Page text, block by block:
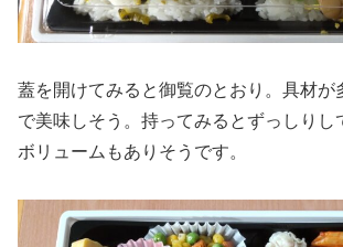
蓋を開けてみると御覧のとおり。具材が
で美味しそう。持ってみるとずっしりし
ボリュームもありそうです。